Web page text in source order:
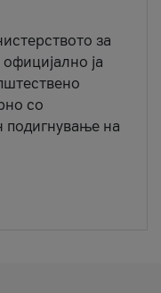
за
ја
со
подигнување на